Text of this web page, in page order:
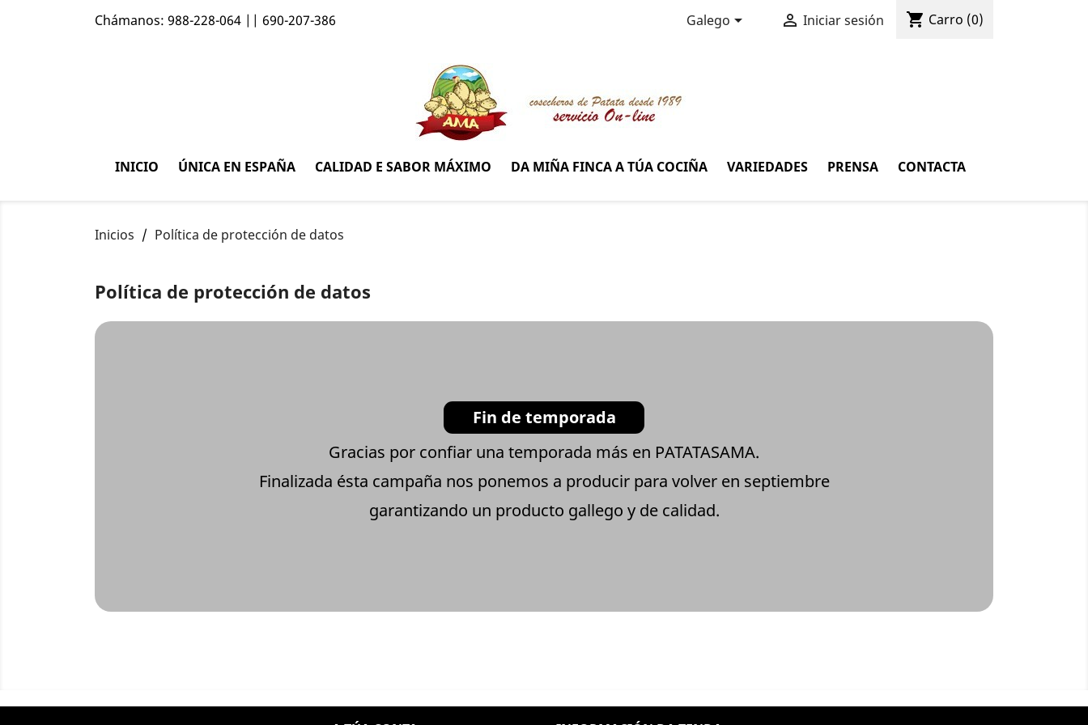
Chámanos: 988-228-064 || 690-207-386 Galego  Iniciar sesión shopping_cart Carro (0)
INICIO ÚNICA EN ESPAÑA CALIDAD E SABOR MÁXIMO DA MIÑA FINCA A TÚA COCIÑA VARIEDADES PRENSA CONTACTA
Inicios Política de protección de datos
Política de protección de datos
Fin de temporada
Gracias por confiar una temporada más en PATATASAMA.
Finalizada ésta campaña nos ponemos a producir para volver en septiembre
garantizando un producto gallego y de calidad.